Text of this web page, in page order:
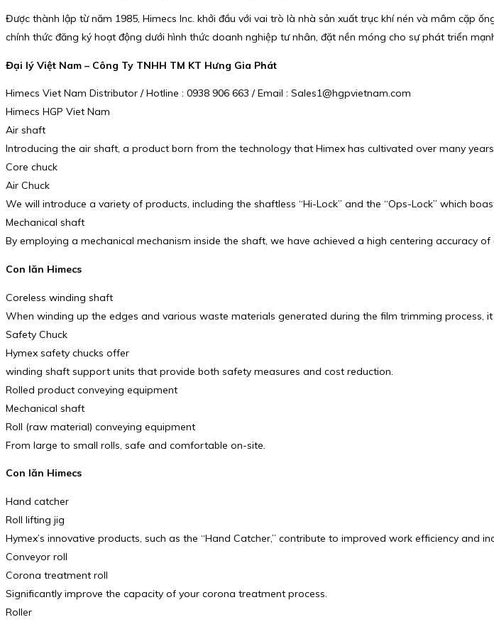
Được thành lập từ năm 1985, Himecs Inc. khởi đầu với vai trò là nhà sản xuất trục khí nén và mâm cặp
chính thức đăng ký hoạt động dưới hình thức doanh nghiệp tư nhân, đặt nền móng cho sự phát triển
Đại lý Việt Nam – Công Ty TNHH TM KT Hưng Gia Phát
Himecs Viet Nam Distributor / Hotline : 0938 906 663 / Email : Sales1@hgpvietnam.com
Himecs HGP Viet Nam
Air shaft
Introducing the air shaft, a product born from the technology that Himex has cultivated over many
Core chuck
Air Chuck
We will introduce a variety of products, including the shaftless “Hi-Lock” and the “Ops-Lock” which
Mechanical shaft
By employing a mechanical mechanism inside the shaft, we have achieved a high centering accuracy
Con lăn Himecs
Coreless winding shaft
When winding up the edges and various waste materials generated during the film trimming process,
Safety Chuck
Hymex safety chucks offer
winding shaft support units that provide both safety measures and cost reduction.
Rolled product conveying equipment
Mechanical shaft
Roll (raw material) conveying equipment
From large to small rolls, safe and comfortable on-site.
Con lăn Himecs
Hand catcher
Roll lifting jig
Hymex’s innovative products, such as the “Hand Catcher,” contribute to improved work efficiency and
Conveyor roll
Corona treatment roll
Significantly improve the capacity of your corona treatment process.
Roller